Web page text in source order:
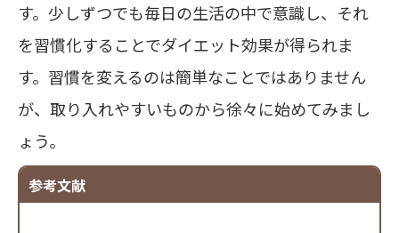
す。少しずつでも毎日の生活の中で意識し、それ
を習慣化することでダイエット効果が得られま
す。習慣を変えるのは簡単なことではありません
が、取り入れやすいものから徐々に始めてみまし
ょう。
参考文献